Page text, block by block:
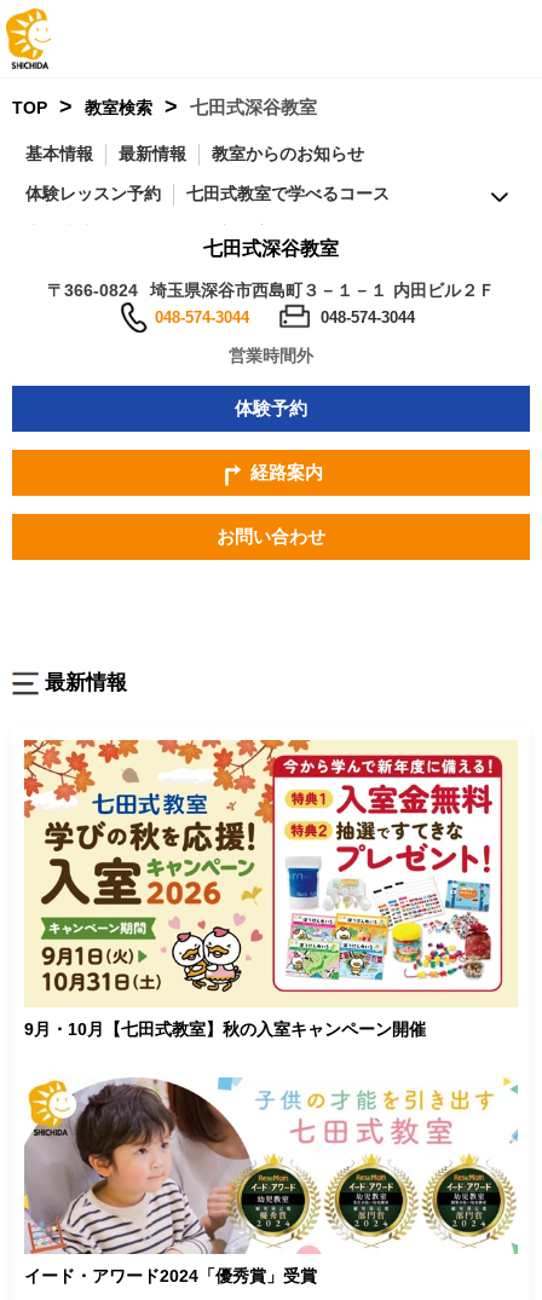
TOP > 教室検索 > 七田式深谷教室
基本情報 最新情報 教室からのお知らせ
体験レッスン予約 七田式教室で学べるコース
付随サービス マップ FAQ 周辺の教室
七田式深谷教室
〒366-0824 埼玉県深谷市西島町３－１－１ 内田ビル２Ｆ
048-574-3044 048-574-3044
営業時間外
体験予約
経路案内
お問い合わせ
最新情報
9月・10月【七田式教室】秋の入室キャンペーン開催
イード・アワード2024「優秀賞」受賞